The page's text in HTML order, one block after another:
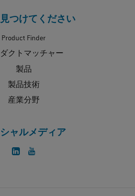
つけてください
Product Finder
ダクトマッチャー
製品
製品技術
産業分野
ャルメディア